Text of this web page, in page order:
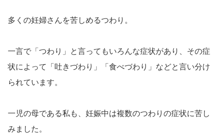
多くの妊婦さんを苦しめるつわり。
一言で「つわり」と言ってもいろんな症状があり、その症
状によって「吐きづわり」「食べづわり」などと言い分け
られています。
一児の母である私も、妊娠中は複数のつわりの症状に苦し
みました。